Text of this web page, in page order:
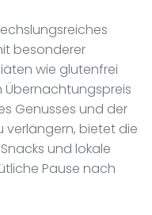
besonderer
wie glutenfrei
Übernachtungspreis
Genusses und der
verlängern, bietet die
und lokale
Pause nach